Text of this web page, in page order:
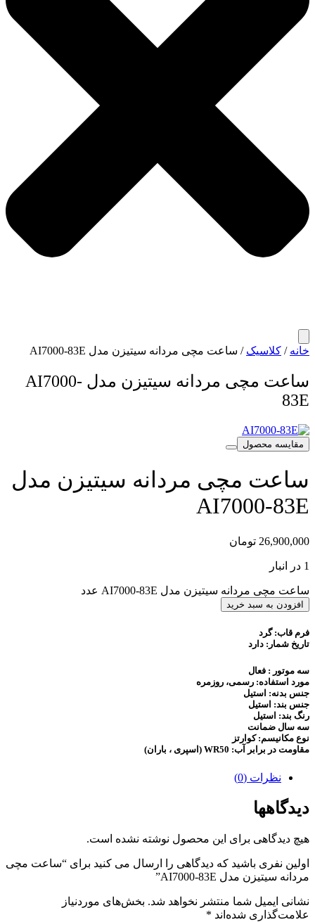
خانه / کلاسیک / ساعت مچی مردانه سیتیزن مدل AI7000-83E
ساعت مچی مردانه سیتیزن مدل AI7000-
83E
مقایسه محصول
ساعت مچی مردانه سیتیزن مدل
AI7000-83E
26,900,000 تومان
1 در انبار
ساعت مچی مردانه سیتیزن مدل AI7000-83E عدد
افزودن به سبد خرید
فرم قاب: گرد
تاریخ شمار: دارد
سه موتور : فعال
مورد استفاده: رسمی، روزمره
جنس بدنه: استیل
جنس بند: استیل
رنگ بند: استیل
سه سال ضمانت
نوع مکانیسم: کوارتز
مقاومت در برابر آب: WR50 (اسپری ، باران)
نظرات (0)
دیدگاهها
هیچ دیدگاهی برای این محصول نوشته نشده است.
اولین نفری باشید که دیدگاهی را ارسال می کنید برای “ساعت مچی
مردانه سیتیزن مدل AI7000-83E”
نشانی ایمیل شما منتشر نخواهد شد. بخش‌های موردنیاز
علامت‌گذاری شده‌اند *